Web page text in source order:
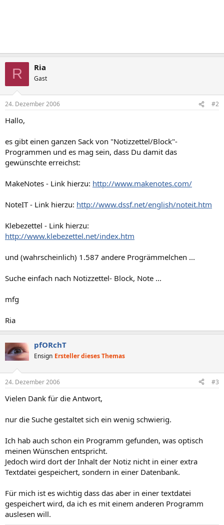
R Ria
Gast
24. Dezember 2006 #2
Hallo,
es gibt einen ganzen Sack von "Notizzettel/Block"-
Programmen und es mag sein, dass Du damit das
gewünschte erreichst:
MakeNotes - Link hierzu: http://www.makenotes.com/
NoteIT - Link hierzu: http://www.dssf.net/english/noteit.htm
Klebezettel - Link hierzu:
http://www.klebezettel.net/index.htm
und (wahrscheinlich) 1.587 andere Progrämmelchen ...
Suche einfach nach Notizzettel- Block, Note ...
mfg
Ria
pfORchT
Ensign Ersteller dieses Themas
24. Dezember 2006 #3
Vielen Dank für die Antwort,
nur die Suche gestaltet sich ein wenig schwierig.
Ich hab auch schon ein Programm gefunden, was optisch
meinen Wünschen entspricht.
Jedoch wird dort der Inhalt der Notiz nicht in einer extra
Textdatei gespeichert, sondern in einer Datenbank.
Für mich ist es wichtig dass das aber in einer textdatei
gespeichert wird, da ich es mit einem anderen Programm
auslesen will.